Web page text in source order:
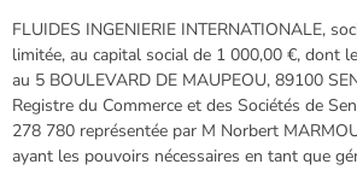
FLUIDES INGENIERIE INTERNATIONALE,
limitée, au capital social de 1 000,00 €, dont
au 5 BOULEVARD DE MAUPEOU, 89100
Registre du Commerce et des Sociétés de
278 780 représentée par M Norbert
ayant les pouvoirs nécessaires en tant que